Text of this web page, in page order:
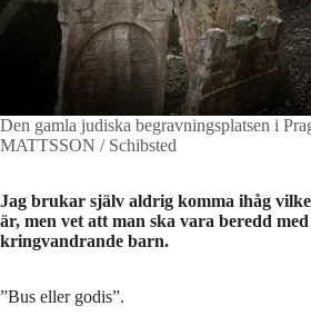
Den gamla judiska begravningsplatsen i
MATTSSON / Schibsted
Jag brukar själv aldrig komma ihåg
är, men vet att man ska vara beredd
kringvandrande barn.
”Bus eller godis”.